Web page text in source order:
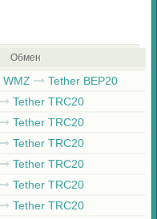
Обмен
WMZ Tether BEP20
Tether TRC20
Tether TRC20
Tether TRC20
Tether TRC20
Tether TRC20
Tether TRC20